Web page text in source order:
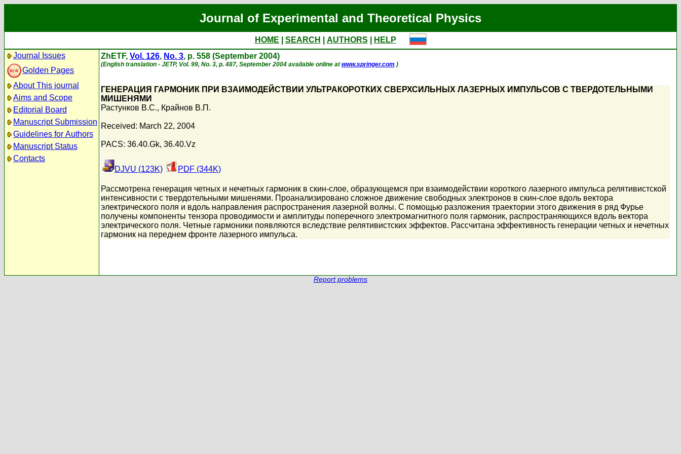
Journal of Experimental and Theoretical Physics
HOME SEARCH AUTHORS
HELP
Journal Issues
Golden Pages
About This journal
Aims and Scope
Editorial Board
Manuscript Submission
Guidelines for Authors
Manuscript Status
Contacts
ZhETF, Vol. 126, No. 3, p. 558 (September 2004)
(English translation - JETP, Vol. 99, No. 3, p. 487, September 2004 available online atwww.springer.com )
ГЕНЕРАЦИЯ ГАРМОНИК ПРИ ВЗАИМОДЕЙСТВИИ УЛЬТРАКОРОТКИХ СВЕРХСИЛЬНЫХ ЛАЗЕРНЫХ ИМПУЛЬСОВ С ТВЕРДОТЕЛЬНЫМИ
МИШЕНЯМИ
Растунков В.С., Крайнов В.П.
Received: March 22, 2004
PACS: 36.40.Gk, 36.40.Vz
DJVU (123K) PDF (344K)
Рассмотрена генерация четных и нечетных гармоник в скин-слое, образующемся при взаимодействии короткого лазерного импульса релятивистской
интенсивности с твердотельными мишенями. Проанализировано сложное движение свободных электронов в скин-слое вдоль вектора
электрического поля и вдоль направления распространения лазерной волны. С помощью разложения траектории этого движения в ряд Фурье
получены компоненты тензора проводимости и амплитуды поперечного электромагнитного поля гармоник, распространяющихся вдоль вектора
электрического поля. Четные гармоники появляются вследствие релятивистских эффектов. Рассчитана эффективность генерации четных и нечетных
гармоник на переднем фронте лазерного импульса.
Report problems